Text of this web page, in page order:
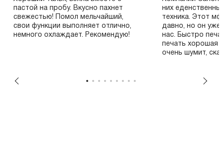
пастой на пробу. Вкусно пахнет
свежестью! Помол мельчайший,
свои функции выполняет отлично,
немного охлаждает. Рекомендую!
них
техника. Этот
давно, но он
нас. Быстро
печать хорошая
очень шумит,
Пока нареканий